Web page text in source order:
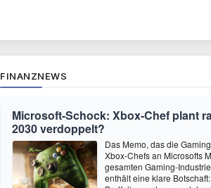
FINANZNEWS
Microsoft-Schock: Xbox-Chef plant
2030 verdoppelt?
Das Memo, das die
Xbox-Chefs an Microsofts
gesamten Gaming-
enthält eine klare